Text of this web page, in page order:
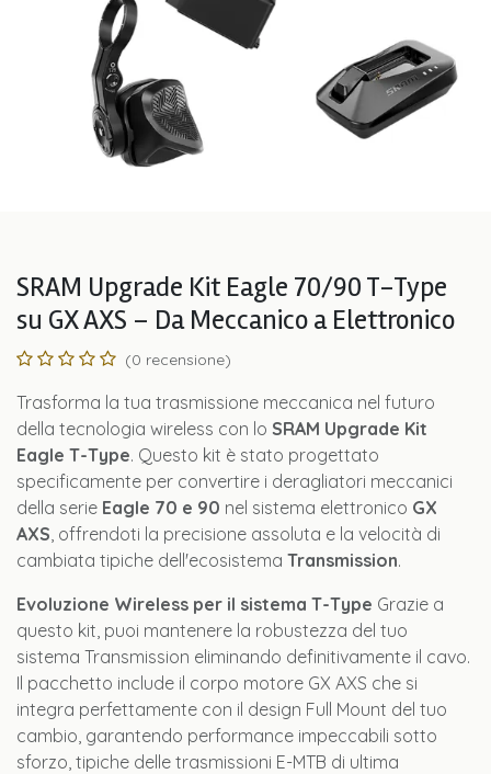
SRAM Upgrade Kit Eagle 70/90 T-Type
su GX AXS – Da Meccanico a Elettronico
(0 recensione)
Trasforma la tua trasmissione meccanica nel futuro
della tecnologia wireless con lo SRAM Upgrade Kit
Eagle T-Type. Questo kit è stato progettato
specificamente per convertire i deragliatori meccanici
della serie Eagle 70 e 90 nel sistema elettronico GX
AXS , offrendoti la precisione assoluta e la velocità di
cambiata tipiche dell'ecosistema Transmission.
Evoluzione Wireless per il sistema T-Type Grazie a
questo kit, puoi mantenere la robustezza del tuo
sistema Transmission eliminando definitivamente il cavo.
Il pacchetto include il corpo motore GX AXS che si
integra perfettamente con il design Full Mount del tuo
cambio, garantendo performance impeccabili sotto
sforzo, tipiche delle trasmissioni E-MTB di ultima